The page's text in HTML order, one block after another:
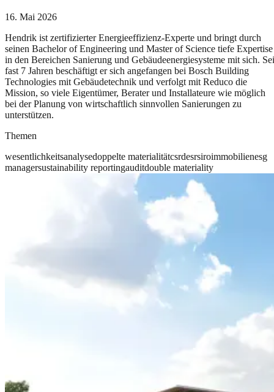
16. Mai 2026
Hendrik ist zertifizierter Energieeffizienz-Experte und bringt durch
seinen Bachelor of Engineering und Master of Science tiefe Expertise
in den Bereichen Sanierung und Gebäudeenergiesysteme mit sich.
fast 7 Jahren beschäftigt er sich angefangen bei Bosch Building
Technologies mit Gebäudetechnik und verfolgt mit Reduco die
Mission, so viele Eigentümer, Berater und Installateure wie möglich
bei der Planung von wirtschaftlich sinnvollen Sanierungen zu
unterstützen.
Themen
wesentlichkeitsanalysedoppelte materialitätcsrdesrsiroimmobilienesg
managersustainability reportingauditdouble materiality